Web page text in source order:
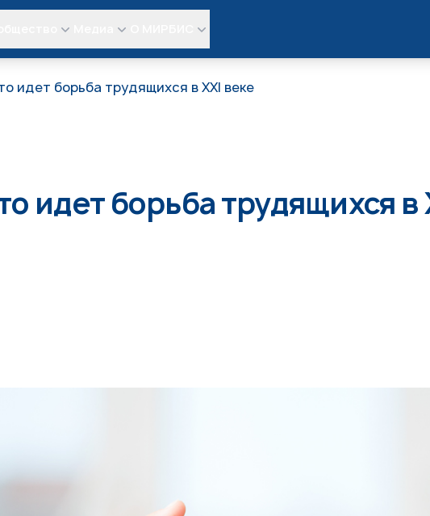
идет борьба трудящихся в XXI веке
идет борьба трудящихся в